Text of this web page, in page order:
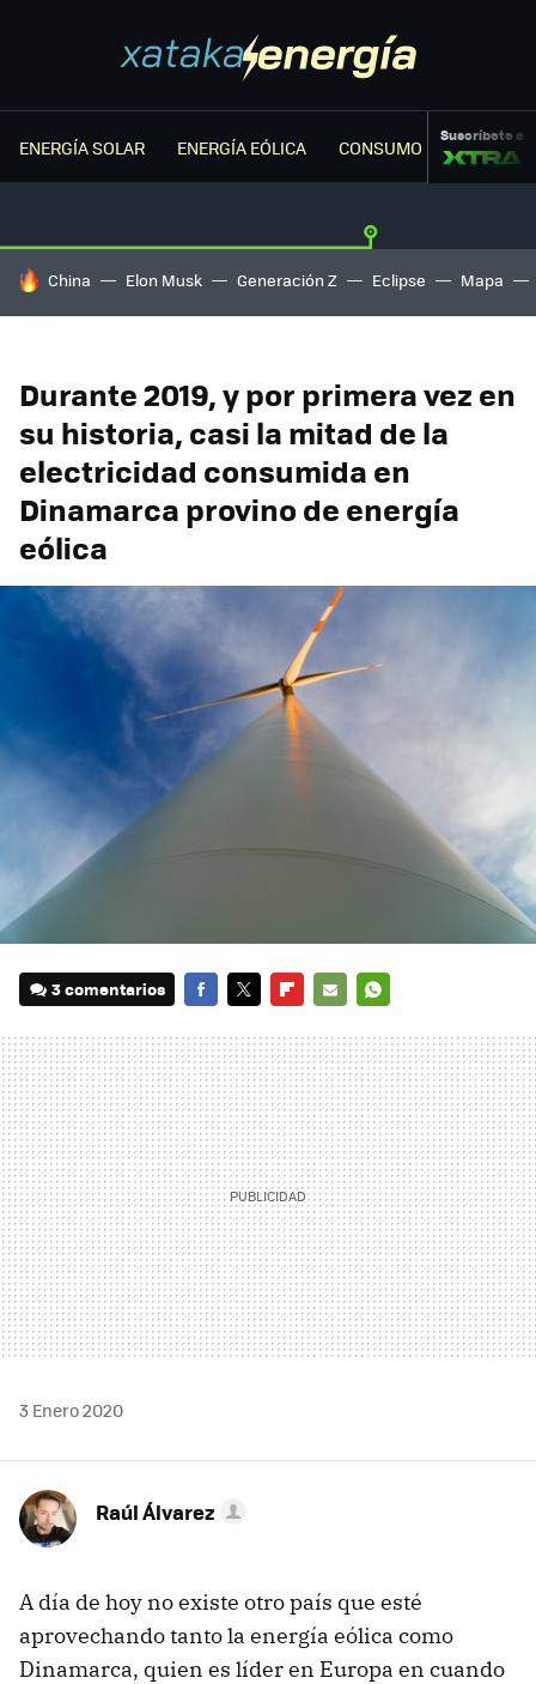
ENERGÍA SOLAR ENERGÍA EÓLICA CONSUMO ENERGÉTICO
Suscríbete a
HOY SE HABLA DE
China Elon Musk Generación Z Eclipse Mapa
Durante 2019, y por primera vez en
su historia, casi la mitad de la
electricidad consumida en
Dinamarca provino de energía
eólica
3 comentarios
MAIL
3 Enero 2020
Raúl Álvarez
A día de hoy no existe otro país que esté
aprovechando tanto la energía eólica como
Dinamarca, quien es líder en Europa en cuando